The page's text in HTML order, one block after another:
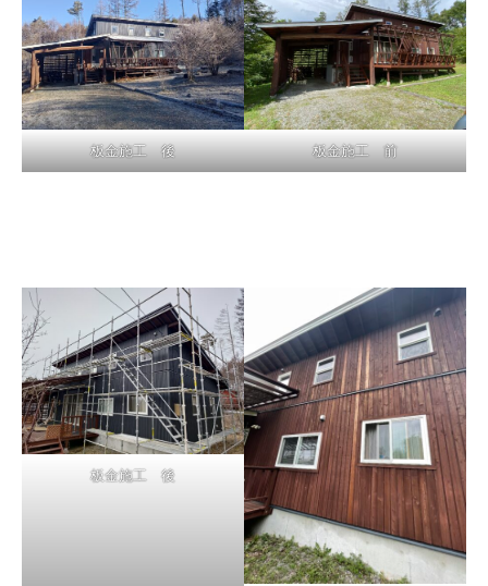
板金施工 後 板金施工 前
板金施工 後